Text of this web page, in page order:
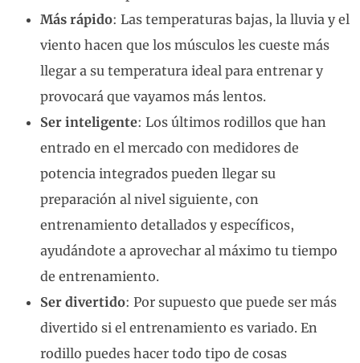
Más rápido: Las temperaturas bajas, la lluvia y el
viento hacen que los músculos les cueste más
llegar a su temperatura ideal para entrenar y
provocará que vayamos más lentos.
Ser inteligente: Los últimos rodillos que han
entrado en el mercado con medidores de
potencia integrados pueden llegar su
preparación al nivel siguiente, con
entrenamiento detallados y específicos,
ayudándote a aprovechar al máximo tu tiempo
de entrenamiento.
Ser divertido: Por supuesto que puede ser más
divertido si el entrenamiento es variado. En
rodillo puedes hacer todo tipo de cosas